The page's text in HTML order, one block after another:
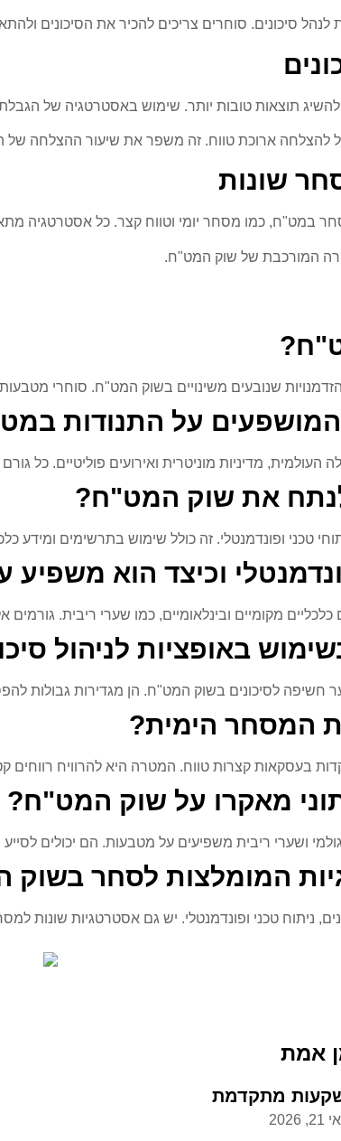
סיכונים. סוחרים צריכים להכיר את הסיכונים
להשיג תוצאות טובות יותר. שימוש באסטרטגיה של
להצלחה ארוכת טווח. זה משפר את שיעור ההצלחה של
שונות
במט"ח, כמו מסחר יומי וטווח קצר. כל אסטרטגיה
המורכבת של שוק המט"ח.
והזדמנויות שנובעים משינויים בשוק המט"ח. סוחרי
על התנודות
העולמית, מדיניות מוניטרית ואירועים פוליטיים. כל
לנתח את שוק המט"ח?
טכני ופונדמנטלי. זה כולל שימוש בתרשימים
וכיצד הוא
כלכליים מקומיים ובינלאומיים, כמו שערי ריבית.
באופציות לניהול
חשיפה לסיכונים בשוק המט"ח. הן מגדירות גבולות
המסחר הימית?
בעסקאות קצרות טווח. המטרה היא להרוויח רווחים
מאקרו על שוק המט"ח?
ושערי ריבית משפיעים על מטבעות. הם יכולים
המומלצות לסחר
ניתוח טכני ופונדמנטלי. יש גם אסטרטגיות
אמת
מתקדמת
2026